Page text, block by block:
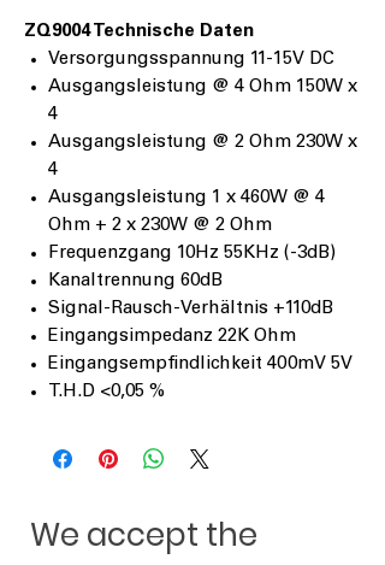
ZQ9004 Technische Daten
Versorgungsspannung 11-15V DC
Ausgangsleistung @ 4 Ohm 150W x
4
Ausgangsleistung @ 2 Ohm 230W x
4
Ausgangsleistung 1 x 460W @ 4
Ohm + 2 x 230W @ 2 Ohm
Frequenzgang 10Hz 55KHz (-3dB)
Kanaltrennung 60dB
Signal-Rausch-Verhältnis +110dB
Eingangsimpedanz 22K Ohm
Eingangsempfindlichkeit 400mV 5V
T.H.D <0,05 %
We accept the